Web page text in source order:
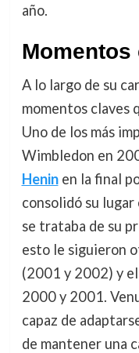
año.
Momentos
A lo largo de su
momentos claves
Uno de los más
Wimbledon en
Heninen la final
consolidó su
se trataba de su
esto le siguieron
(2001 y 2002) y
2000 y 2001.
capaz de
de mantener una